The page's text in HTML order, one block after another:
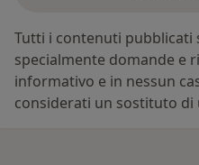
Tutti i contenuti pubblicati
specialmente domande e
informativo e in nessun
considerati un sostituto di